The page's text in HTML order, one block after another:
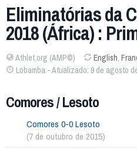
Eliminatórias da
2018 (África) :
Athlet.org (AMP©) English,
Lobamba - Atualizado: 9 de agosto
Comores / Lesoto
Comores 0-0 Lesoto
(7 de outubro de 2015)